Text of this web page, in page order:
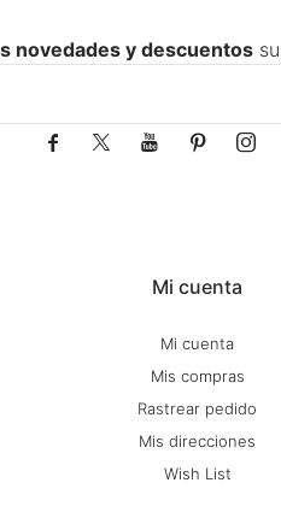
Mi cuenta
Mi cuenta
Mis compras
Rastrear pedido
Mis direcciones
Wish List
novedades y descuentos
    